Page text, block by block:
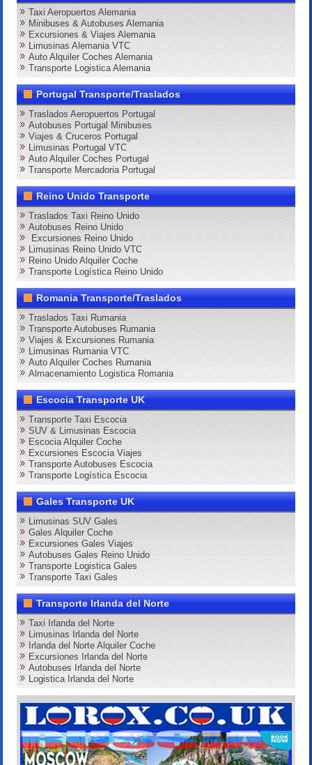
Taxi Aeropuertos Alemania
Minibuses & Autobuses Alemania
Excursiones & Viajes Alemania
Limusinas Alemania VTC
Auto Alquiler Coches Alemania
Transporte Logistica Alemania
Portugal Transporte/Traslados
Traslados Aeropuertos Portugal
Autobuses Portugal Minibuses
Viajes & Cruceros Portugal
Limusinas Portugal VTC
Auto Alquiler Coches Portugal
Transporte Mercadoria Portugal
Reino Unido Transporte
Traslados Taxi Reino Unido
Autobuses Reino Unido
Excursiones Reino Unido
Limusinas Reino Unido VTC
Reino Unido Alquiler Coche
Transporte Logística Reino Unido
Romania Transporte/Traslados
Traslados Taxi Rumania
Transporte Autobuses Rumania
Viajes & Excursiones Rumania
Limusinas Rumania VTC
Auto Alquiler Coches Rumania
Almacenamiento Logistica Romania
Escocia Transporte UK
Transporte Taxi Escocia
SUV & Limusinas Escocia
Escocia Alquiler Coche
Excursiones Escocia Viajes
Transporte Autobuses Escocia
Transporte Logística Escocia
Gales Transporte UK
Limusinas SUV Gales
Gales Alquiler Coche
Excursiones Gales Viajes
Autobuses Gales Reino Unido
Transporte Logistica Gales
Transporte Taxi Gales
Transporte Irlanda del Norte
Taxi Irlanda del Norte
Limusinas Irlanda del Norte
Irlanda del Norte Alquiler Coche
Excursiones Irlanda del Norte
Autobuses Irlanda del Norte
Logistica Irlanda del Norte